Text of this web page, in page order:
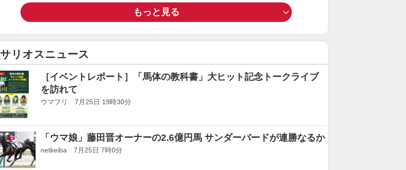
もっと見る
サリオスニュース
［イベントレポート］「馬体の教科書」大ヒット記念トークライブ
を訪れて
ウマフリ 7月25日 19時30分
「ウマ娘」藤田晋オーナーの2.6億円馬 サンダーバードが連勝なるか
netkeiba 7月25日 7時0分